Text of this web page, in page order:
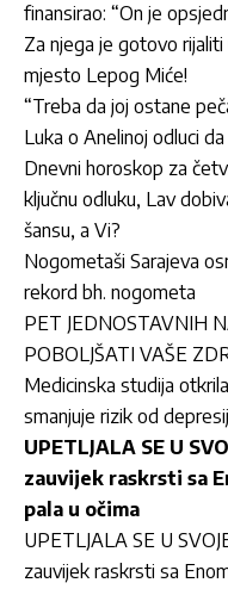
finansirao: “On je
Za njega je gotovo
mjesto Lepog Miće!
“Treba da joj ostane
Luka o Anelinoj odluci
Dnevni horoskop za
ključnu odluku, Lav
šansu, a Vi?
Nogometaši Sarajeva
rekord bh. nogometa
PET JEDNOSTAVNIH
POBOLJŠATI VAŠE
Medicinska studija
smanjuje rizik od
UPETLJALA SE U
zauvijek raskrsti sa
pala u očima
UPETLJALA SE U
zauvijek raskrsti sa